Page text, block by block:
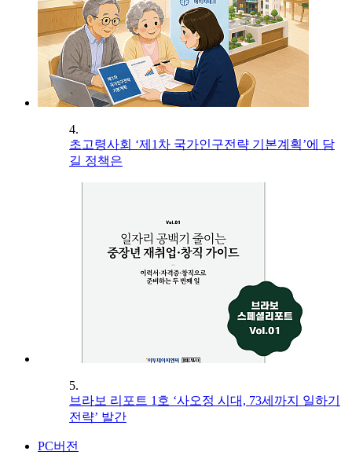
4.
초고령사회 ‘제1차 국가인구전략 기본계획’에 담
길 정책은
5.
브라보 리포트 1호 ‘사오정 시대, 73세까지 일하기
전략’ 발간
PC버전